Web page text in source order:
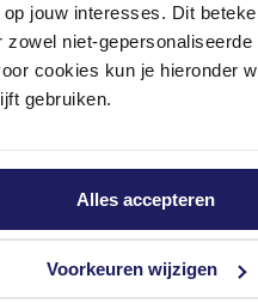
jouw interesses. Dit
niet-
cookies kun je hieronder
gebruiken.
Alles accepteren
Voorkeuren wijzigen